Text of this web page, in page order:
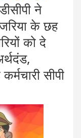
ने
के छह
को दे
सीपी